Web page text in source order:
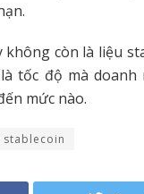
không còn là liệu
tốc độ mà
mức nào.
stablecoin